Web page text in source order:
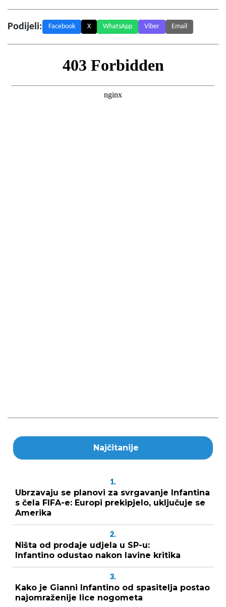
Podijeli: Facebook X WhatsApp Viber Email
Najčitanije
1.
Ubrzavaju se planovi za svrgavanje Infantina
s čela FIFA-e: Europi prekipjelo, uključuje se
Amerika
2.
Ništa od prodaje udjela u SP-u:
Infantino odustao nakon lavine kritika
3.
Kako je Gianni Infantino od spasitelja postao
najomraženije lice nogometa